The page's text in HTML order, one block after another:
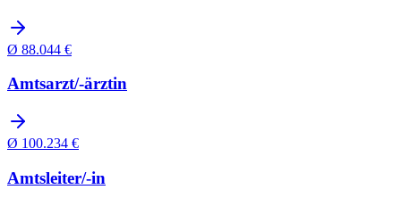
Ø 88.044 €
Amtsarzt/-ärztin
Ø 100.234 €
Amtsleiter/-in